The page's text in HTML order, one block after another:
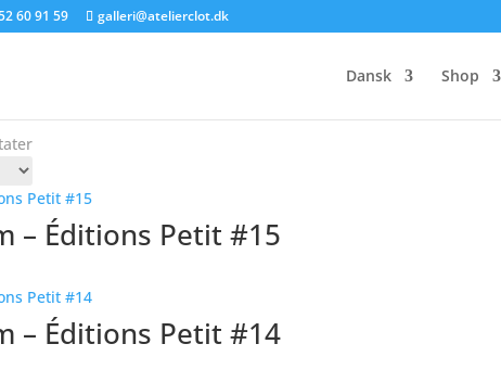
60 91 59 galleri@atelierclot.dk
Dansk Shop
Sorteret
seneste
– Éditions Petit #15
– Éditions Petit #14